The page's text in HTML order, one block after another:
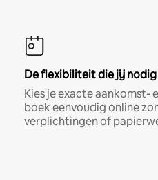
De flexibiliteit die jij
Kies je exacte aankomst-
boek eenvoudig online
verplichtingen of